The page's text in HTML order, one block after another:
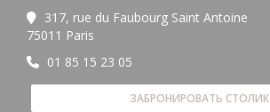
317, rue du Faubourg Saint Antoine
75011 Paris
01 85 15 23 05
ЗАБРОНИРОВАТЬ СТОЛИК